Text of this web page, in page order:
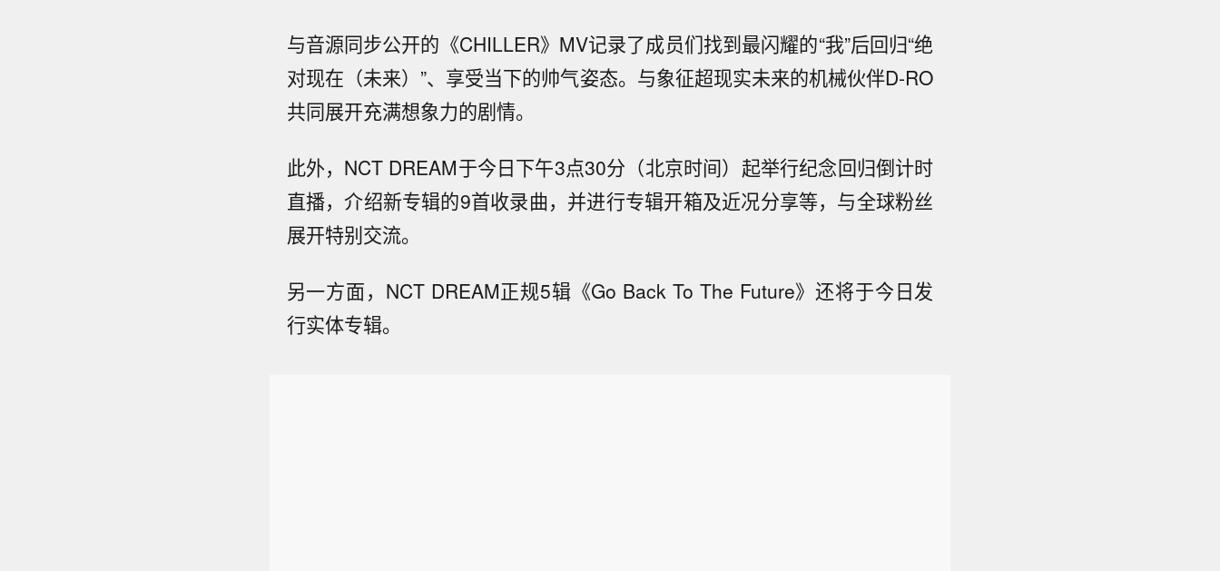
与音源同步公开的《CHILLER》MV记录了成员们找到最闪耀的“我”后回归“绝
对现在（未来）”、享受当下的帅气姿态。与象征超现实未来的机械伙伴D-RO
共同展开充满想象力的剧情。
此外，NCT DREAM于今日下午3点30分（北京时间）起举行纪念回归倒计时
直播，介绍新专辑的9首收录曲，并进行专辑开箱及近况分享等，与全球粉丝
展开特别交流。
另一方面，NCT DREAM正规5辑《Go Back To The Future》还将于今日发
行实体专辑。